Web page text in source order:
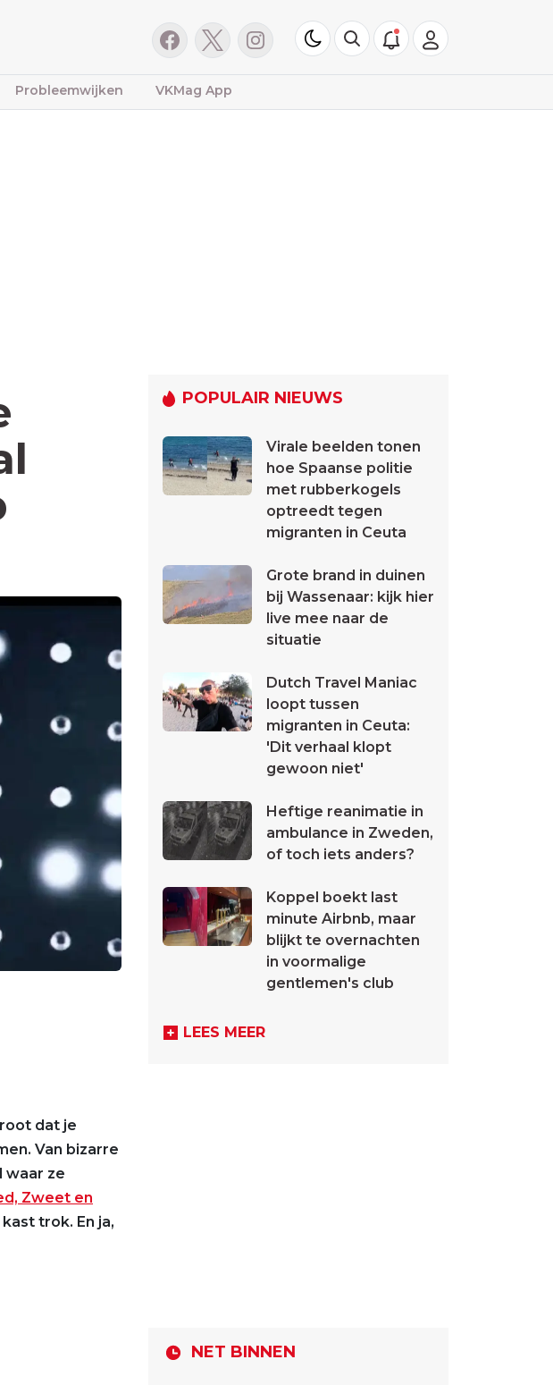
Probleemwijken VKMag App
dat je
Van bizarre
waar ze
Zweet en
trok. En ja,
POPULAIR NIEUWS
Virale beelden tonen
hoe Spaanse politie
met rubberkogels
optreedt tegen
migranten in Ceuta
Grote brand in duinen
bij Wassenaar: kijk hier
live mee naar de
situatie
Dutch Travel Maniac
loopt tussen
migranten in Ceuta:
'Dit verhaal klopt
gewoon niet'
Heftige reanimatie in
ambulance in Zweden,
of toch iets anders?
Koppel boekt last
minute Airbnb, maar
blijkt te overnachten
in voormalige
gentlemen's club
LEES MEER
NET BINNEN